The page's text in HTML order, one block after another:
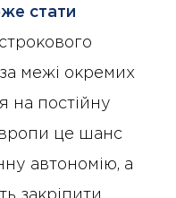
стати
межі окремих
на постійну
це шанс
автономію, а